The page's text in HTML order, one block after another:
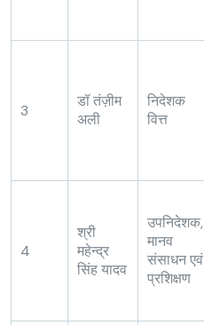
3
डॉ तंज़ीम
अली
निदेशक
वित्त
4
श्री
महेन्द्र
सिंह यादव
उपनिदेशक,
मानव
संसाधन एवं
प्रशिक्षण